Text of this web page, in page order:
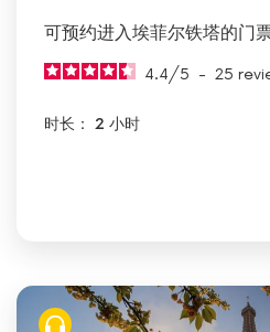
可预约进入埃菲尔铁塔的门
4.4/5 - 25
时长： 2 小时